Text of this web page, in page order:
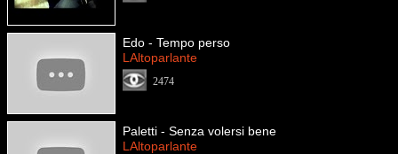
Edo - Tempo perso
LAltoparlante
2474
Paletti - Senza volersi bene
LAltoparlante